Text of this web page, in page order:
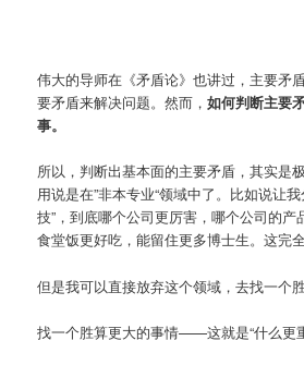
伟大的导师在《矛盾论》也讲过，主要矛
要矛盾来解决问题。然而，如何判断主要
事。
所以，判断出基本面的主要矛盾，其实是
用说是在”非本专业“领域中了。比如说让
技”，到底哪个公司更厉害，哪个公司的产
食堂饭更好吃，能留住更多博士生。这完全
但是我可以直接放弃这个领域，去找一个
找一个胜算更大的事情——这就是“什么更重